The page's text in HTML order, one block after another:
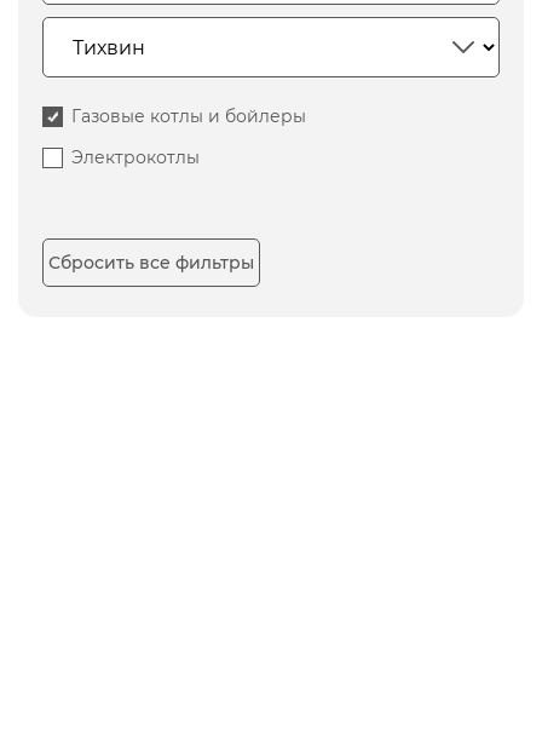
Газовые котлы и бойлеры
Электрокотлы
Сбросить все фильтры